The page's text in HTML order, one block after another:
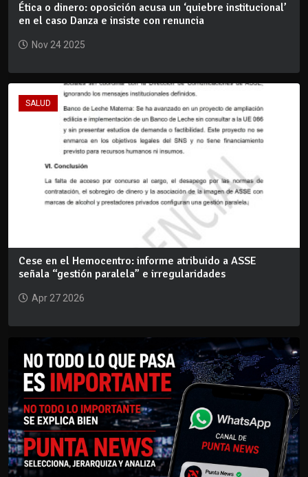
Ética o dinero: oposición acusa un ‘quiebre institucional’
en el caso Danza e insiste con renuncia
Nov 24 2025
SALUD
Cese en el Hemocentro: informe atribuido a ASSE
señala “gestión paralela” e irregularidades
Apr 27 2026